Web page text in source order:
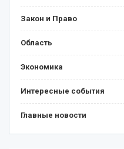
Закон и Право
Область
Экономика
Интересные события
Главные новости